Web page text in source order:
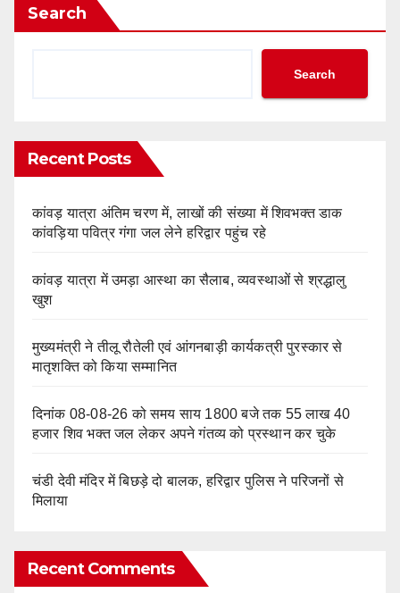
Search
Search
Recent Posts
कांवड़ यात्रा अंतिम चरण में, लाखों की संख्या में शिवभक्त डाक
कांवड़िया पवित्र गंगा जल लेने हरिद्वार पहुंच रहे
कांवड़ यात्रा में उमड़ा आस्था का सैलाब, व्यवस्थाओं से श्रद्धालु
खुश
मुख्यमंत्री ने तीलू रौतेली एवं आंगनबाड़ी कार्यकत्री पुरस्कार से
मातृशक्ति को किया सम्मानित
दिनांक 08-08-26 को समय साय 1800 बजे तक 55 लाख 40
हजार शिव भक्त जल लेकर अपने गंतव्य को प्रस्थान कर चुके
चंडी देवी मंदिर में बिछड़े दो बालक, हरिद्वार पुलिस ने परिजनों से
मिलाया
Recent Comments